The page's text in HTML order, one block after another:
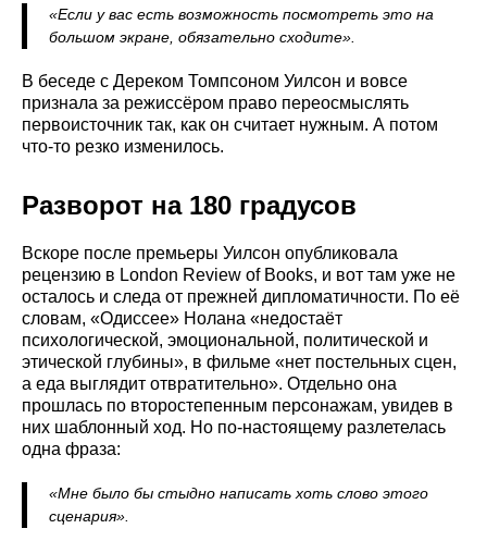
«Если у вас есть возможность посмотреть это на
большом экране, обязательно сходите».
В беседе с Дереком Томпсоном Уилсон и вовсе
признала за режиссёром право переосмыслять
первоисточник так, как он считает нужным. А потом
что-то резко изменилось.
Разворот на 180 градусов
Вскоре после премьеры Уилсон опубликовала
рецензию в London Review of Books, и вот там уже не
осталось и следа от прежней дипломатичности. По её
словам, «Одиссее» Нолана «недостаёт
психологической, эмоциональной, политической и
этической глубины», в фильме «нет постельных сцен,
а еда выглядит отвратительно». Отдельно она
прошлась по второстепенным персонажам, увидев в
них шаблонный ход. Но по-настоящему разлетелась
одна фраза:
«Мне было бы стыдно написать хоть слово этого
сценария».